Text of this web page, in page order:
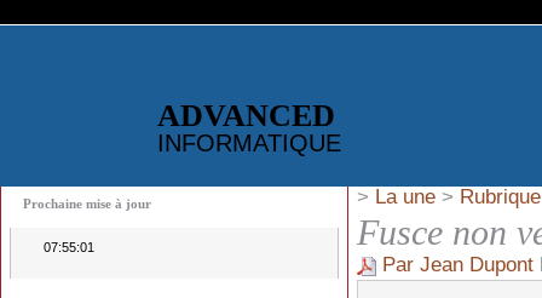
ADVANCED
INFORMATIQUE
Prochaine mise à jour
07:55:01
> La une >
Fusce non
Par Jean Dupont